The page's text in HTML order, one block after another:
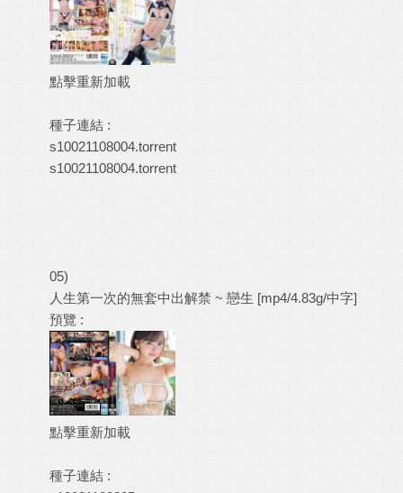
點擊重新加載
種子連結 :
s10021108004.torrent
s10021108004.torrent
05)
人生第一次的無套中出解禁 ~ 戀生 [mp4/4.83g/中字]
預覽 :
點擊重新加載
種子連結 :